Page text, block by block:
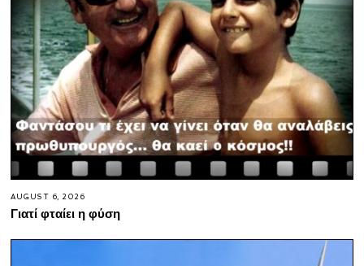
AUGUST 6, 2026
Γιατί φταίει η φύση